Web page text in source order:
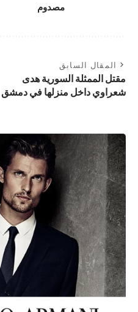
مصدوم
المقال السابق
مقتل الممثلة السورية هدى
شعراوي داخل منزلها في دمشق